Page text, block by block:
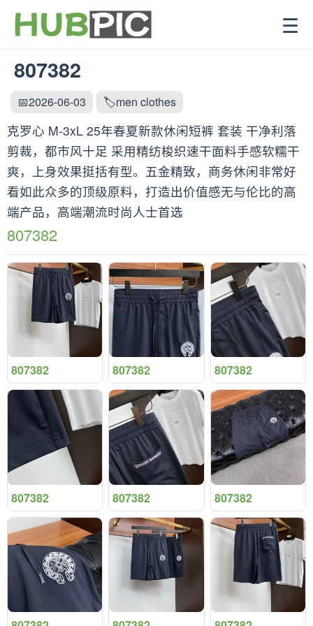
☰
807382
📅2026-06-03 🏷️men clothes
克罗心 M-3xL 25年春夏新款休闲短裤 套装 干净利落
剪裁，都市风十足 采用精纺梭织速干面料手感软糯干
爽，上身效果挺括有型。五金精致，商务休闲非常好
看如此众多的顶级原料，打造出价值感无与伦比的高
端产品，高端潮流时尚人士首选
807382
807382 807382 807382
807382 807382 807382